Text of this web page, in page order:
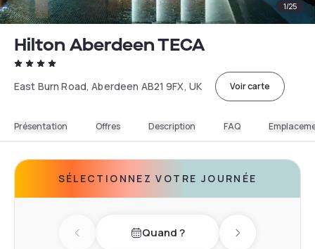
1/25
Hilton Aberdeen TECA
East Burn Road, Aberdeen AB21 9FX, UK Voir carte
Présentation Offres Description FAQ
SÉLECTIONNEZ VOTRE JOURNÉE
Previous dayQuand ? Next day